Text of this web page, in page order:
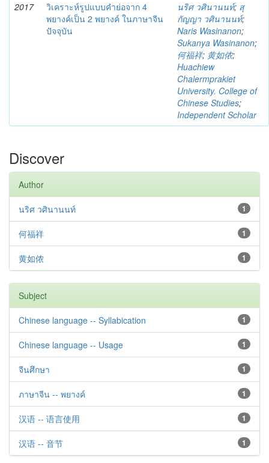
2017
วิเคราะห์รูปแบบคำย่อจาก 4
พยางค์เป็น 2 พยางค์ ในภาษาจีน
ปัจจุบัน
นริศ วศินานนท์; สุ
กัญญา วศินานนท์;
Naris Wasinanon;
Sukanya Wasinanon;
何福祥; 黄如侬;
Huachiew
Chalermprakiet
University. College of
Chinese Studies;
Independent Scholar
Discover
Author
1
นริศ วศินานนท์
1
何福祥
1
黄如侬
Subject
1
Chinese language -- Syllabication
1
Chinese language -- Usage
1
จีนศึกษา
1
ภาษาจีน -- พยางค์
1
汉语 -- 语言使用
1
汉语 -- 音节